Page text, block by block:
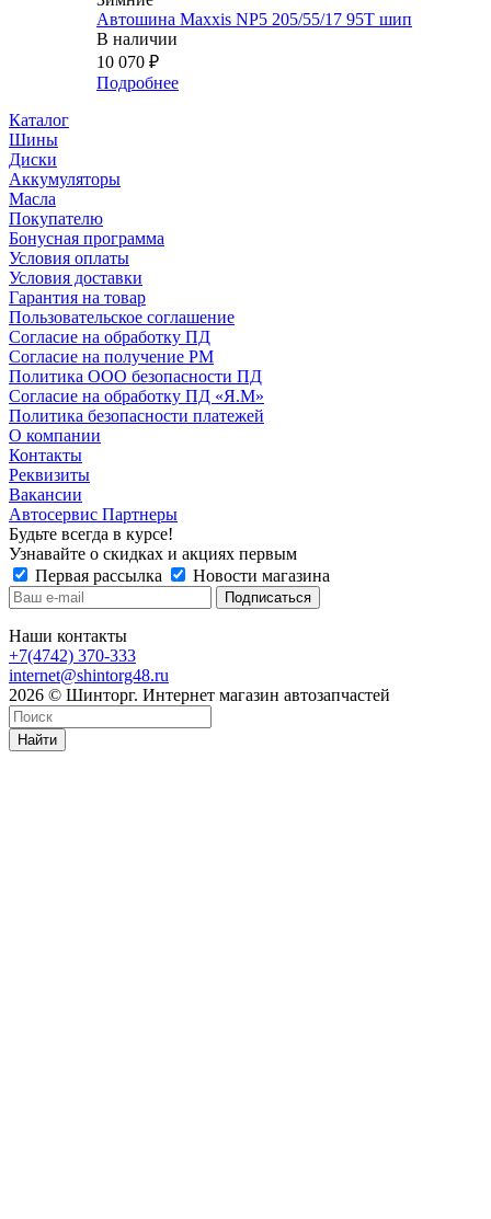
Автошина Maxxis NP5 205/55/17 95T шип
В наличии
10 070 ₽
Подробнее
Каталог
Шины
Диски
Аккумуляторы
Масла
Покупателю
Бонусная программа
Условия оплаты
Условия доставки
Гарантия на товар
Пользовательское соглашение
Согласие на обработку ПД
Согласие на получение РМ
Политика ООО безопасности ПД
Согласие на обработку ПД «Я.М»
Политика безопасности платежей
О компании
Контакты
Реквизиты
Вакансии
Автосервис Партнеры
Будьте всегда в курсе!
Узнавайте о скидках и акциях первым
Первая рассылка
Новости магазина
Наши контакты
+7(4742) 370-333
internet@shintorg48.ru
2026 © Шинторг. Интернет магазин автозапчастей
Найти